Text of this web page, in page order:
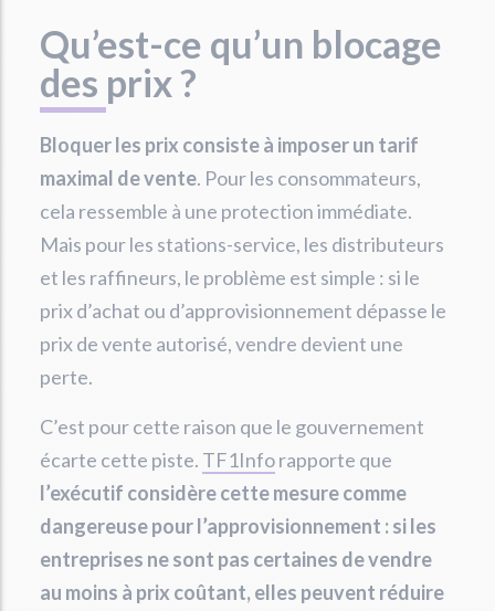
Qu’est-ce qu’un blocage
des prix ?
Bloquer les prix consiste à imposer un tarif
maximal de vente. Pour les consommateurs,
cela ressemble à une protection immédiate.
Mais pour les stations-service, les distributeurs
et les raffineurs, le problème est simple : si le
prix d’achat ou d’approvisionnement dépasse le
prix de vente autorisé, vendre devient une
perte.
C’est pour cette raison que le gouvernement
écarte cette piste. TF1Inforapporte que
l’exécutif considère cette mesure comme
dangereuse pour l’approvisionnement : si les
entreprises ne sont pas certaines de vendre
au moins à prix coûtant, elles peuvent réduire